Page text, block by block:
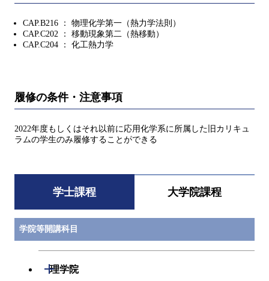
CAP.B216 ： 物理化学第一（熱力学法則）
CAP.C202 ： 移動現象第二（熱移動）
CAP.C204 ： 化工熱力学
履修の条件・注意事項
2022年度もしくはそれ以前に応用化学系に所属した旧カリキュ
ラムの学生のみ履修することができる
学士課程 大学院課程
学院等開講科目
理学院
開閉